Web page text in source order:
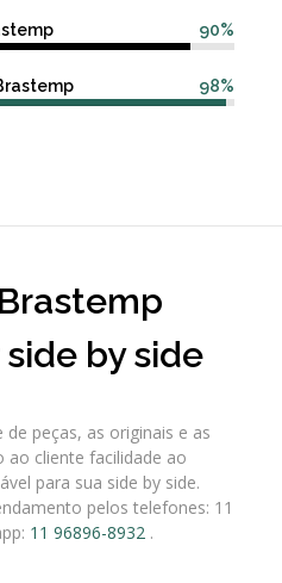
90%
98%
by side
peças, as originais e as
ao cliente facilidade ao
para sua side by side.
pelos telefones: 11
11 96896-8932 .